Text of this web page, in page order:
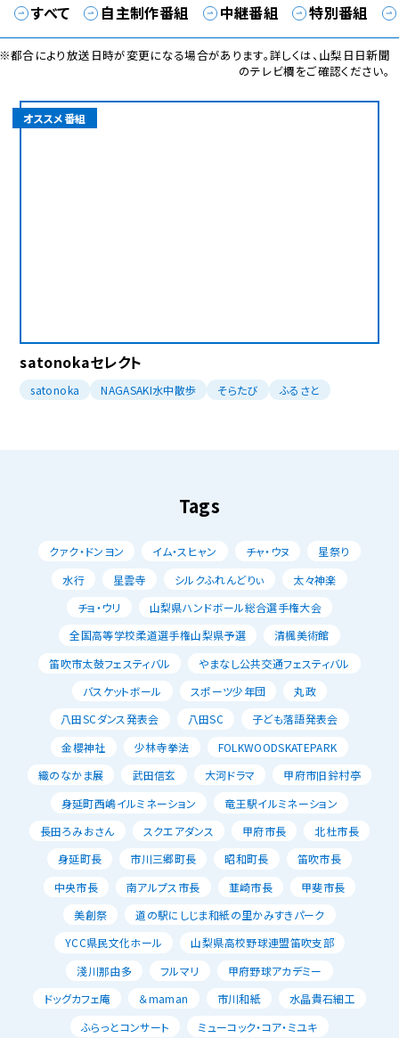
すべて 自主制作番組 中継番組 特別番組
都合により放送日時が変更になる場合があります。詳しくは、山梨日日新聞
のテレビ欄をご確認ください。
オススメ番組
satonokaセレクト
satonoka NAGASAKI水中散歩 そらたび ふるさと
Tags
クァク・ドンヨン イム・スヒャン チャ・ウヌ
星祭り
水行
星雲寺 シルクふれんどりぃ
太々神楽
チョ・ウリ
山梨県ハンドボール総合選手権大会
全国高等学校柔道選手権山梨県予選
清楓美術館
笛吹市太鼓フェスティバル
やまなし公共交通フェスティバル
バスケットボール
スポーツ少年団
丸政
八田SCダンス発表会
八田SC
子ども落語発表会
金櫻神社
少林寺拳法
FOLKWOODSKATEPARK
織のなかま展
武田信玄 大河ドラマ
甲府市旧鈴村亭
身延町西嶋イルミネーション
竜王駅イルミネーション
長田ろみおさん
スクエアダンス 甲府市長
北杜市長
身延町長
市川三郷町長 昭和町長
笛吹市長
中央市長
南アルプス市長 韮崎市長
甲斐市長
美創祭
道の駅にしじま和紙の里かみすきパーク
YCC県民文化ホール
山梨県高校野球連盟笛吹支部
淺川那由多
フルマリ
甲府野球アカデミー
ドッグカフェ庵
＆maman 市川和紙
水晶貴石細工
ふらっとコンサート
ミューコック・コア・ミユキ